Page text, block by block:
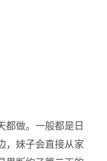
都做。一般都是日
，妹子会直接从家